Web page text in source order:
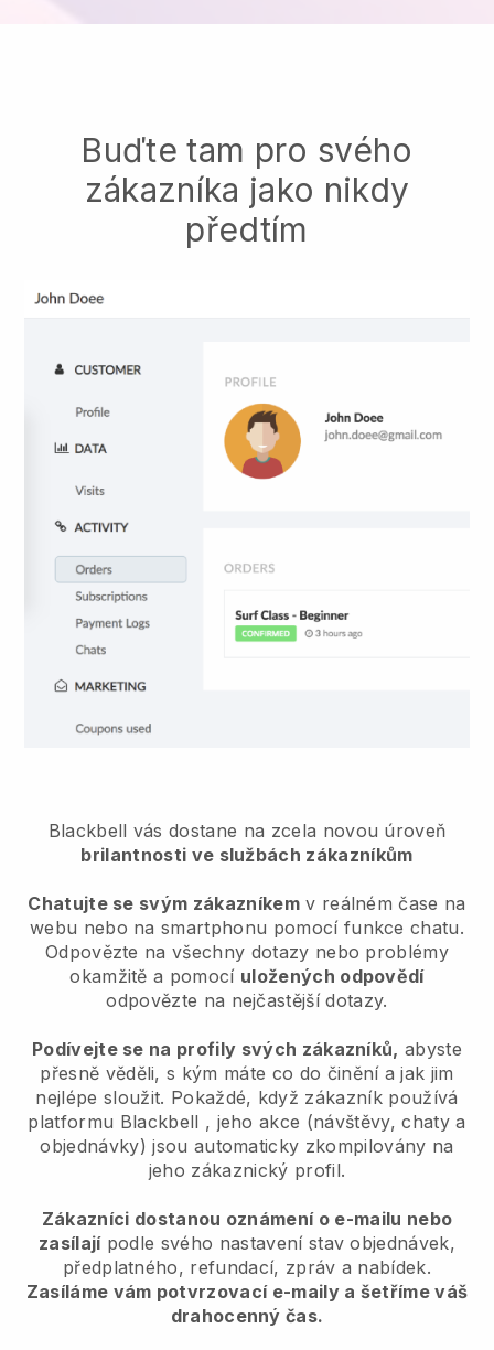
Buďte tam pro svého
zákazníka jako nikdy
předtím
Blackbell vás dostane na zcela novou úroveň
brilantnosti ve službách zákazníkům
Chatujte se svým zákazníkemv reálném čase na
webu nebo na smartphonu pomocí funkce chatu.
Odpovězte na všechny dotazy nebo problémy
okamžitě a pomocí uložených odpovědí
odpovězte na nejčastější dotazy.
Podívejte se na profily svých zákazníků, abyste
přesně věděli, s kým máte co do činění a jak jim
nejlépe sloužit. Pokaždé, když zákazník používá
platformu Blackbell , jeho akce (návštěvy, chaty a
objednávky) jsou automaticky zkompilovány na
jeho zákaznický profil.
Zákazníci dostanou oznámení o e-mailu nebo
zasílajípodle svého nastavení stav objednávek,
předplatného, refundací, zpráv a nabídek.
Zasíláme vám potvrzovací e-maily a šetříme váš
drahocenný čas.